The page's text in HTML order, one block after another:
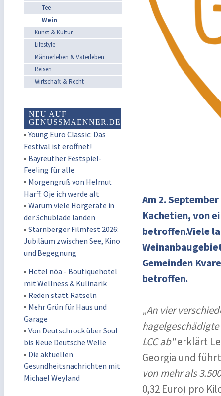
Tee
Wein
Kunst & Kultur
Lifestyle
Männerleben & Vaterleben
Reisen
Wirtschaft & Recht
NEU AUF
GENUSSMAENNER.DE
▪Young Euro Classic: Das
Festival ist eröffnet!
▪ Bayreuther Festspiel-
Feeling für alle
▪ Morgengruß von Helmut
Harff: Oje ich werde alt
▪ Warum viele Hörgeräte in
der Schublade landen
▪ Starnberger Filmfest 2026:
Jubiläum zwischen See, Kino
und Begegnung
▪ Hotel nōa - Boutiquehotel
mit Wellness & Kulinarik
▪ Reden statt Rätseln
▪ Mehr Grün für Haus und
Garage
▪ Von Deutschrock über Soul
bis Neue Deutsche Welle
▪ Die aktuellen
Gesundheitsnachrichten mit
Michael Weyland
Am 2.
Kachetien, von
betroffen.Viele
Gemeinden
betroffen.
„An vier
LCC ab"erklärt
Georgia und
von mehr als
0,32 Euro) pro